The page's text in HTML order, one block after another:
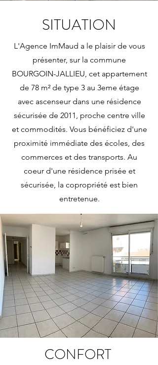
SITUATION
L'Agence ImMaud a le plaisir de vous
présenter, sur la commune
BOURGOIN-JALLIEU, cet appartement
de 78 m² de type 3 au 3eme étage
avec ascenseur dans une résidence
sécurisée de 2011, proche centre ville
et commodités. Vous bénéficiez d'une
proximité immédiate des écoles, des
commerces et des transports. Au
coeur d'une résidence prisée et
sécurisée, la copropriété est bien
entretenue.
CONFORT